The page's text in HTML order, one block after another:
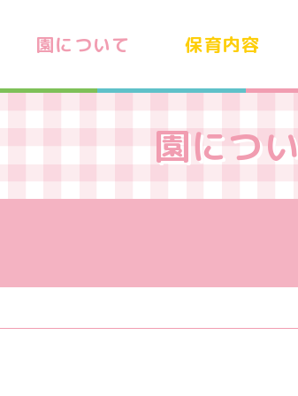
園について 保育内容
園につ